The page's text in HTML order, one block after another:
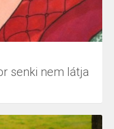
senki nem látja